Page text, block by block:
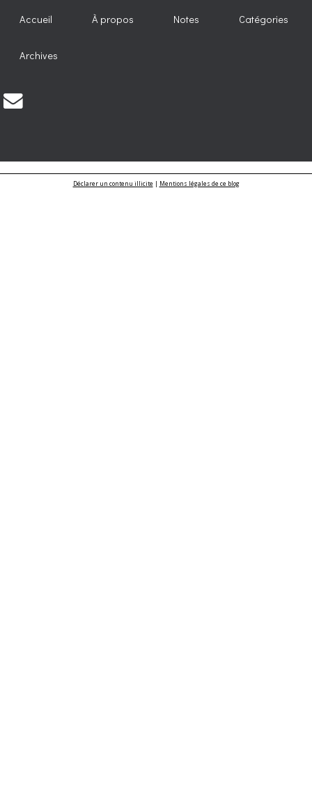
Accueil À propos Notes Catégories
Archives
Déclarer un contenu illicite| Mentions légales de ce blog